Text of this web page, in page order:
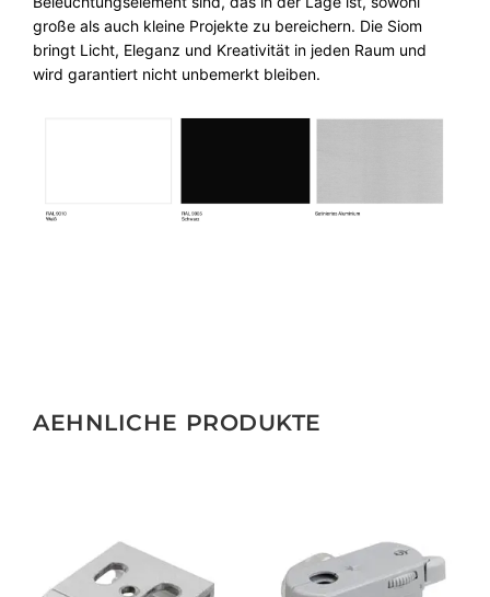
große als auch kleine Projekte zu bereichern. Die Siom
bringt Licht, Eleganz und Kreativität in jeden Raum und
wird garantiert nicht unbemerkt bleiben.
AEHNLICHE PRODUKTE